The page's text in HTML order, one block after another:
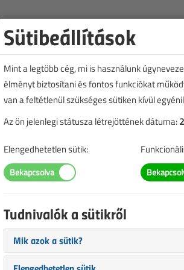
csak
rovatba
Sütibeállítások
Mint a legtöbb cég, mi is használunk
élményt biztosítani és fontos funkciókat
van a feltétlenül szükséges sütiken kívül
Az ön jelenlegi státusza létrejöttének dátuma:
Elengedhetetlen sütik:
Tudnivalók a sütikről
Mik azok a sütik?